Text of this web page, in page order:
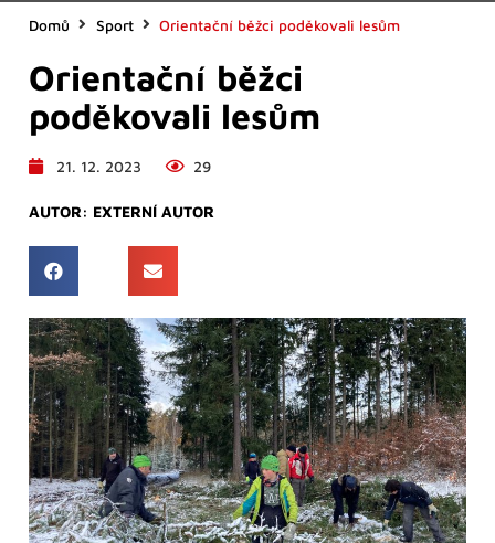
Domů Sport Orientační běžci poděkovali lesům
Orientační běžci
poděkovali lesům
21. 12. 2023 29
AUTOR: EXTERNÍ AUTOR